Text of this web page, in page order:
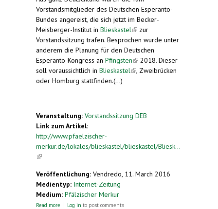
Vorstandsmitglieder des Deutschen Esperanto-
Bundes angereist, die sich jetzt im Becker-
Meisberger-Institut in Blieskastel (link is external)
zur
Vorstandssitzung trafen. Besprochen wurde unter
anderem die Planung für den Deutschen
Esperanto-Kongress an Pfingsten(link is external)
2018. Dieser
soll voraussichtlich in Blieskastel (link is external)
, Zweibrücken
oder Homburg stattfinden.(...)
Veranstaltung: Vorstandssitzung DEB
Link zum Artikel:
http://www.pfaelzischer-
merkur.de/lokales/blieskastel/blieskastel/Bliesk...
(link is external)
Veröffentlichung: Vendredo, 11. March 2016
Medientyp: Internet-Zeitung
Medium: Pfälzischer Merkur
Read more about Esperanto-Bund plant einen Kongress
Log in to post comments